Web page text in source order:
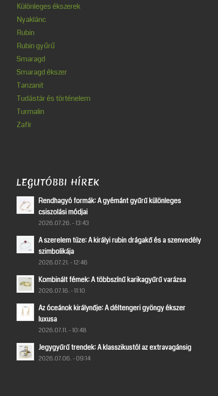
Különleges ékszerek
Nyaklánc
Rubin
Rubin gyűrű
Smaragd
Smaragd ékszer
Tanzanit
Tudástár és történelem
Turmalin
Zafír
LEGUTÓBBI HÍREK
Rendhagyó formák: A gyémánt gyűrű különleges
csiszolási módjai
2026.07.26. - 13:43
A szerelem tüze: A királyi rubin drágakő és a szenvedély
szimbolikája
2026.07.21. - 12:46
Kombinált fémek: A többszínű karikagyűrű varázsa
2026.07.16. - 11:10
Az óceánok királynője: A déltengeri gyöngy ékszer
luxusa
2026.07.11. - 10:48
Jegygyűrű trendek: A klasszikustól az extravagánsig
2026.07.06. - 09:14